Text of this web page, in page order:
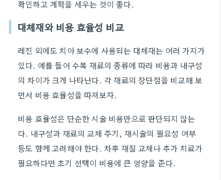
확인하고 계획을 세우는 것이 좋다.
대체재와 비용 효율성 비교
레진 외에도 치아 보수에 사용되는 대체재는 여러 가지가
있다. 예를 들어 수복 재료의 종류에 따라 비용과 내구성
의 차이가 크게 나타난다. 각 재료의 장단점을 비교해 보
면서 비용 효율성을 따져보자.
비용 효율성은 단순한 시술 비용만으로 판단되지 않는
다. 내구성과 재료의 교체 주기, 재시술의 필요성 여부
등도 함께 고려해야 한다. 차후 재질 교체나 추가 치료가
필요하다면 초기 선택이 비용에 큰 영향을 준다.